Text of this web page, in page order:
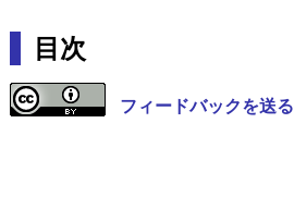
目次
フィードバックを送る